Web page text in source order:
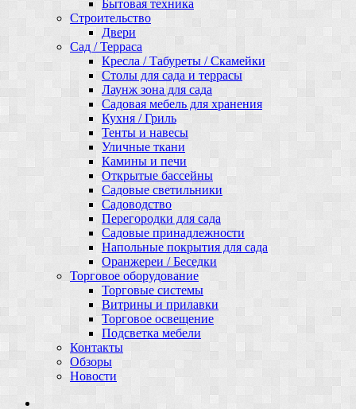
Бытовая техника
Строительство
Двери
Сад / Терраса
Кресла / Табуреты / Скамейки
Столы для сада и террасы
Лаунж зона для сада
Садовая мебель для хранения
Кухня / Гриль
Тенты и навесы
Уличные ткани
Камины и печи
Открытые бассейны
Садовые светильники
Садоводство
Перегородки для сада
Садовые принадлежности
Напольные покрытия для сада
Оранжереи / Беседки
Торговое оборудование
Торговые системы
Витрины и прилавки
Торговое освещение
Подсветка мебели
Контакты
Обзоры
Новости